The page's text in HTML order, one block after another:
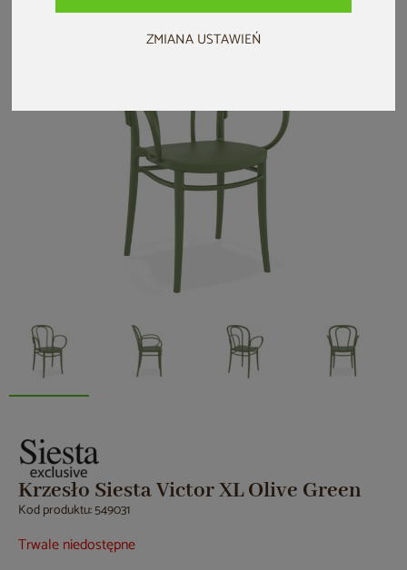
ZMIANA USTAWIEŃ
Krzesło Siesta Victor XL Olive Green
Kod produktu: 549031
Trwale niedostępne